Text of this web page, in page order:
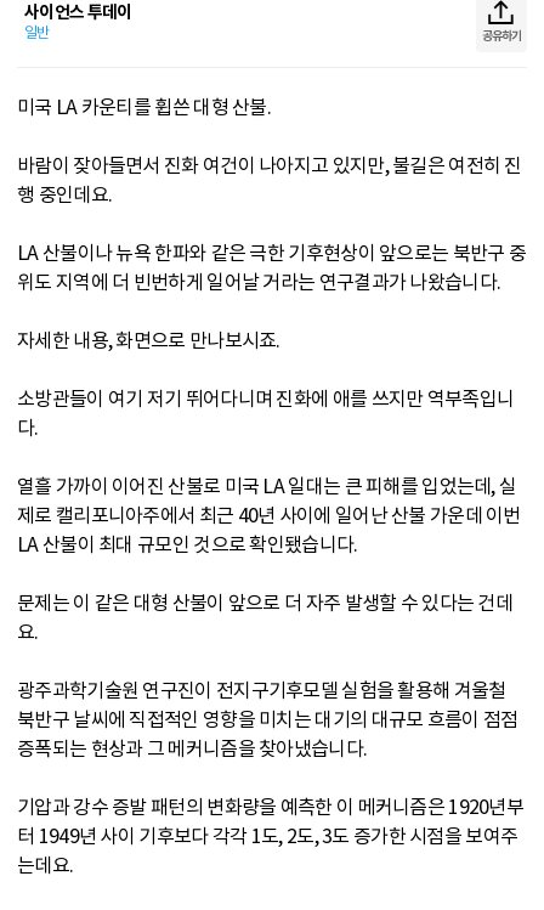
사이언스 투데이
일반 공유하기
미국 LA 카운티를 휩쓴 대형 산불.
바람이 잦아들면서 진화 여건이 나아지고 있지만, 불길은 여전히 진
행 중인데요.
LA 산불이나 뉴욕 한파와 같은 극한 기후현상이 앞으로는 북반구 중
위도 지역에 더 빈번하게 일어날 거라는 연구결과가 나왔습니다.
자세한 내용, 화면으로 만나보시죠.
소방관들이 여기 저기 뛰어다니며 진화에 애를 쓰지만 역부족입니
다.
열흘 가까이 이어진 산불로 미국 LA 일대는 큰 피해를 입었는데, 실
제로 캘리포니아주에서 최근 40년 사이에 일어난 산불 가운데 이번
LA 산불이 최대 규모인 것으로 확인됐습니다.
문제는 이 같은 대형 산불이 앞으로 더 자주 발생할 수 있다는 건데
요.
광주과학기술원 연구진이 전지구기후모델 실험을 활용해 겨울철
북반구 날씨에 직접적인 영향을 미치는 대기의 대규모 흐름이 점점
증폭되는 현상과 그 메커니즘을 찾아냈습니다.
기압과 강수 증발 패턴의 변화량을 예측한 이 메커니즘은 1920년부
터 1949년 사이 기후보다 각각 1도, 2도, 3도 증가한 시점을 보여주
는데요.